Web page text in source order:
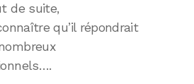
de suite,
qu’il répondrait